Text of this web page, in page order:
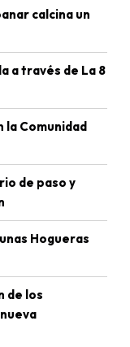
calcina un
a través de La 8
la Comunidad
de paso y
Hogueras
de los